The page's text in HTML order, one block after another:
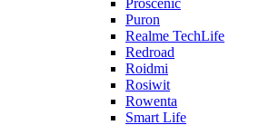
Proscenic
Puron
Realme TechLife
Redroad
Roidmi
Rosiwit
Rowenta
Smart Life